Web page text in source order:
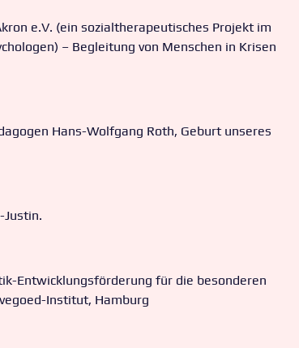
e.V. (ein sozialtherapeutisches Projekt im
– Begleitung von Menschen in Krisen
Hans-Wolfgang Roth, Geburt unseres
Justin.
Entwicklungsförderung für die besonderen
Institut, Hamburg